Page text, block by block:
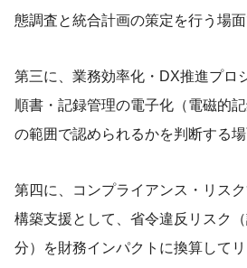
態調査と統合計画の策定を行う場面
第三に、業務効率化・DX推進プロ
順書・記録管理の電子化（電磁的
の範囲で認められるかを判断する場
第四に、コンプライアンス・リス
構築支援として、省令違反リスク
分）を財務インパクトに換算して